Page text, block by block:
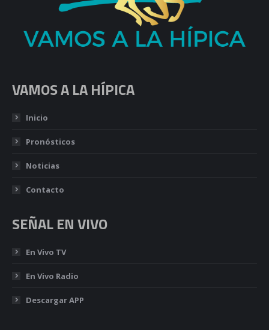
VAMOS A LA HÍPICA
Inicio
Pronósticos
Noticias
Contacto
SEÑAL EN VIVO
En Vivo TV
En Vivo Radio
Descargar APP